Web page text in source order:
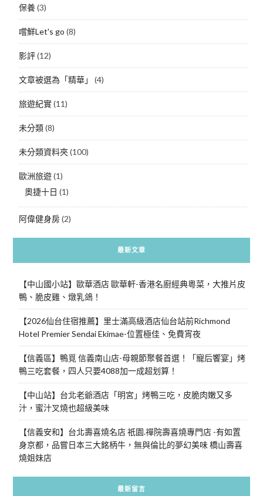
保養(3)
嚐鮮Let's go (8)
影評(12)
文章被選為「精華」 (4)
旅遊紀實(11)
未分類(8)
未分類資料夾(100)
歐洲旅遊(1)
奧捷十日 (1)
阿偉健身房(2)
最新文章
【中山國小站】歐華酒店 歐華軒-香港名廚經典粵菜，大推片皮
鴨、脆皮雞、燉乳鴿！
【2026仙台住宿推薦】里士滿高級酒店仙台站前Richmond
Hotel Premier Sendai Ekimae-位置極佳、免費宵夜
【信義區】鴨覓 信義南山店-母親節聚餐首選！「寵后饗宴」烤
鴨三吃套餐，四人只要4088加一成超划算！
【中山站】台北老爺酒店「明宮」烤鴨三吃，皮脆肉嫩又多
汁，蜜汁叉燒也超級美味
【信義安和】台北壽喜燒名店 祇園.禪院壽喜燒專門店 -有如置
身京都，品嘗日本三大銘柄牛，無與倫比的夢幻美味 橋山壽喜
燒姐妹店
最新留言